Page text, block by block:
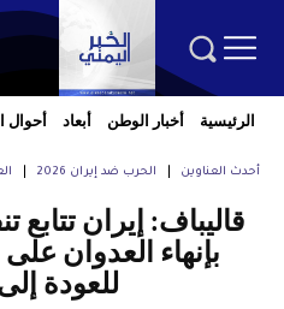
الرئيسية أخبار الوطن أبعاد أحوال
أحدث العناوين الحرب ضد إيران 2026
قاليباف: إيران تتابع
بإنهاء العدوان
للعودة